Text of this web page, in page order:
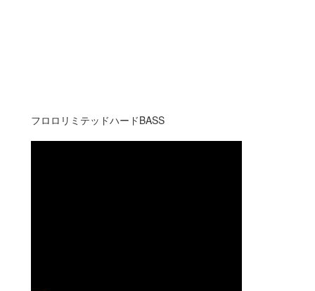
フロロリミテッドハードBASS